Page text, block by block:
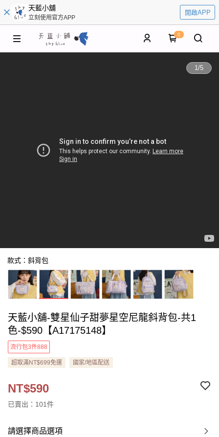
天藍小舖
立刻使用官方APP
開啟APP
0
1/5
款式：斜背包
天藍小舖-雙星仙子甜夢星空尼龍斜背包-共1
色-$590【A17175148】
流行包3件888
超取滿NT$699免運 國家/地區配送
NT$590
已賣出：101件
請選擇商品選項